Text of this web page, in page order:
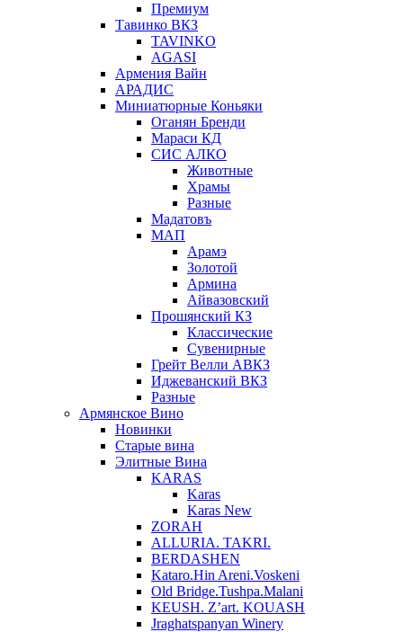
Премиум
Тавинко ВКЗ
TAVINKO
AGASI
Армения Вайн
АРАДИС
Миниатюрные Коньяки
Оганян Бренди
Мараси КД
СИС АЛКО
Животные
Храмы
Разные
Мадатовъ
МАП
Арамэ
Золотой
Армина
Айвазовский
Прошянский КЗ
Классические
Сувенирные
Грейт Велли АВКЗ
Иджеванский ВКЗ
Разные
Армянское Вино
Новинки
Старые вина
Элитные Вина
KARAS
Karas
Karas New
ZORAH
ALLURIA. TAKRI.
BERDASHEN
Kataro.Hin Areni.Voskeni
Old Bridge.Tushpa.Malani
KEUSH. Z’art. KOUASH
Jraghatspanyan Winery